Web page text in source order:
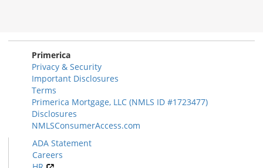
Primerica
Privacy & Security
Important Disclosures
Terms
Primerica Mortgage, LLC (NMLS ID #1723477)
Disclosures
NMLSConsumerAccess.com
ADA Statement
Careers